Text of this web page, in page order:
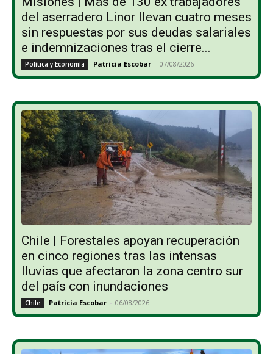
del aserradero Linor llevan cuatro meses
sin respuestas por sus deudas salariales
e indemnizaciones tras el cierre...
Política y Economía Patricia Escobar - 07/08/2026
Chile | Forestales apoyan recuperación
en cinco regiones tras las intensas
lluvias que afectaron la zona centro sur
del país con inundaciones
Chile Patricia Escobar - 06/08/2026